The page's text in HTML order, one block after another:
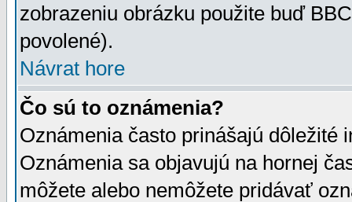
zobrazeniu obrázku použite buď
povolené).
Návrat hore
Čo sú to oznámenia?
Oznámenia často prinášajú dôležité
Oznámenia sa objavujú na hornej
môžete alebo nemôžete pridávať